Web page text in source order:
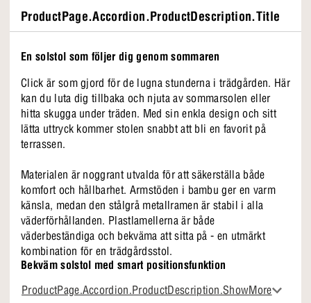
ProductPage.Accordion.ProductDescription.Title
En solstol som följer dig genom sommaren
Click är som gjord för de lugna stunderna i trädgården. Här
kan du luta dig tillbaka och njuta av sommarsolen eller
hitta skugga under träden. Med sin enkla design och sitt
lätta uttryck kommer stolen snabbt att bli en favorit på
terrassen.
Materialen är noggrant utvalda för att säkerställa både
komfort och hållbarhet. Armstöden i bambu ger en varm
känsla, medan den stålgrå metallramen är stabil i alla
väderförhållanden. Plastlamellerna är både
väderbeständiga och bekväma att sitta på - en utmärkt
kombination för en trädgårdsstol.
Bekväm solstol med smart positionsfunktion
Vill du sitta bekvämt eller vill du ligga ner? Oavsett hur du
ProductPage.Accordion.ProductDescription.ShowMore